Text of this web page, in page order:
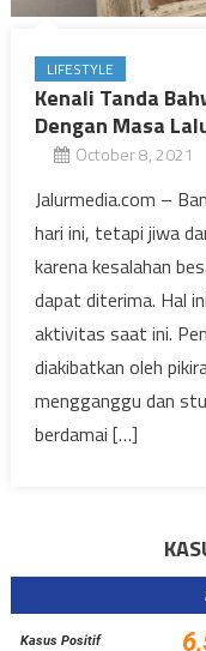
LIFESTYLE
Kenali Tanda
Dengan Masa
October 8, 2021
Jalurmedia.com –
hari ini, tetapi jiwa
karena kesalahan
dapat diterima. Hal
aktivitas saat ini.
diakibatkan oleh
mengganggu dan
berdamai […]